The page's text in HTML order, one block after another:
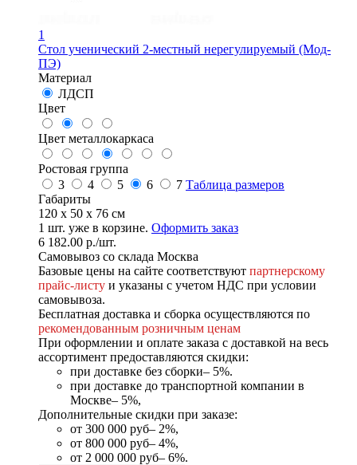
1
Стол ученический 2-местный нерегулируемый (Мод-
ПЭ)
Материал
ЛДСП
Цвет
Цвет металлокаркаса
Ростовая группа
3
4 5 6 7 Таблица размеров
Габариты
120 x 50 x 76 см
1 шт. уже в корзине. Оформить заказ
6 182.00 р./шт.
Самовывоз со склада Москва
Базовые цены на сайте соответствуют партнерскому
прайс-листу и указаны с учетом НДС при условии
самовывоза.
Бесплатная доставка и сборка осуществляются по
рекомендованным розничным ценам
При оформлении и оплате заказа с доставкой на весь
ассортимент предоставляются скидки:
при доставке без сборки– 5%.
при доставке до транспортной компании в
Москве– 5%,
Дополнительные скидки при заказе:
от 300 000 руб– 2%,
от 800 000 руб– 4%,
от 2 000 000 руб– 6%.